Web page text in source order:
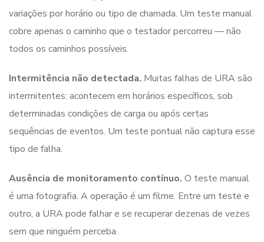
variações por horário ou tipo de chamada. Um teste manual
cobre apenas o caminho que o testador percorreu — não
todos os caminhos possíveis.
Intermitência não detectada. Muitas falhas de URA são
intermitentes: acontecem em horários específicos, sob
determinadas condições de carga ou após certas
sequências de eventos. Um teste pontual não captura esse
tipo de falha.
Ausência de monitoramento contínuo. O teste manual
é uma fotografia. A operação é um filme. Entre um teste e
outro, a URA pode falhar e se recuperar dezenas de vezes
sem que ninguém perceba.